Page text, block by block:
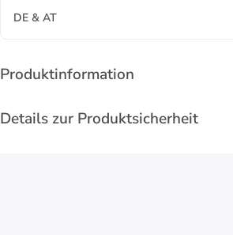
DE & AT
Produktinformation
Details zur Produktsicherheit